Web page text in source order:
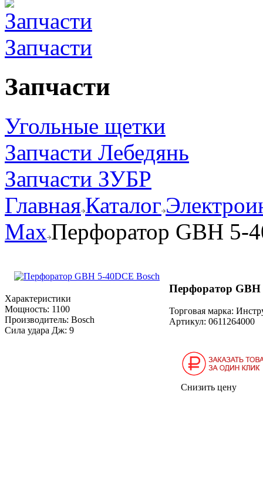
Запчасти
Запчасти
Угольные щетки
Запчасти Лебедянь
Запчасти ЗУБР
ГлавнаяКаталог
Max Перфоратор GBH 5-
Характеристики
Мощность: 1100
Производитель: Bosch
Сила удара Дж: 9
Перфоратор GBH
Торговая марка:
Артикул: 0611264000
Снизить цену